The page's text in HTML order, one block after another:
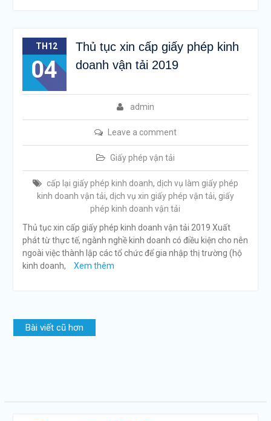
TH12
04
Thủ tục xin cấp giấy phép kinh
doanh vận tải 2019
admin
Leave a comment
Giấy phép vận tải
cấp lại giấy phép kinh doanh, dịch vụ làm giấy phép
kinh doanh vận tải, dịch vụ xin giấy phép vận tải, giấy
phép kinh doanh vận tải
Thủ tục xin cấp giấy phép kinh doanh vận tải 2019 Xuất
phát từ thực tế, ngành nghề kinh doanh có điều kiện cho nên
ngoài việc thành lập các tổ chức để gia nhập thị trường (hộ
kinh doanh,
Xem thêm
Điều
hướng
Bài viết cũ hơn
tai">